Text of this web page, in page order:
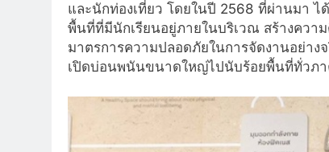
และนักท่องเที่ยว โดยในปี 2568 ที่ผ่านมา ไ
พื้นที่ที่มีนักเรียนอยู่ภายในบริเวณ สร้างควา
มาตรการความปลอดภัยในการจัดงานอย่าง
เปิดบ่อนพนันขนาดใหญ่ไปนับร้อยพื้นที่ทั่วภ